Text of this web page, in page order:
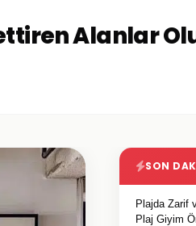
Alanlar
SON
Plajda Zarif
Plaj Giyim